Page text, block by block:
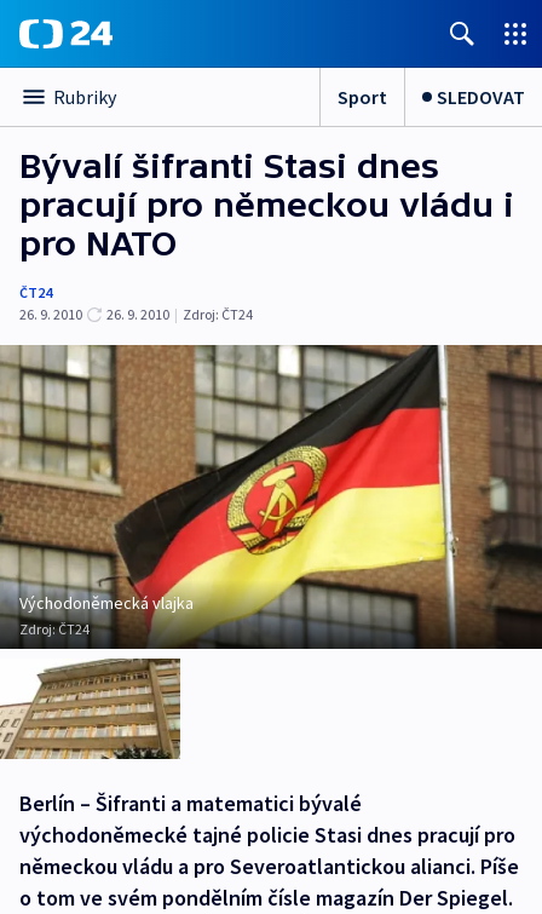
Rubriky Sport SLEDOVAT
Bývalí šifranti Stasi dnes
pracují pro německou vládu i
pro NATO
ČT24
26. 9. 2010
26. 9. 2010 | Zdroj: ČT24
Východoněmecká vlajka
Zdroj:ČT24
Berlín – Šifranti a matematici bývalé
východoněmecké tajné policie Stasi dnes pracují pro
německou vládu a pro Severoatlantickou alianci. Píše
o tom ve svém pondělním čísle magazín Der Spiegel.